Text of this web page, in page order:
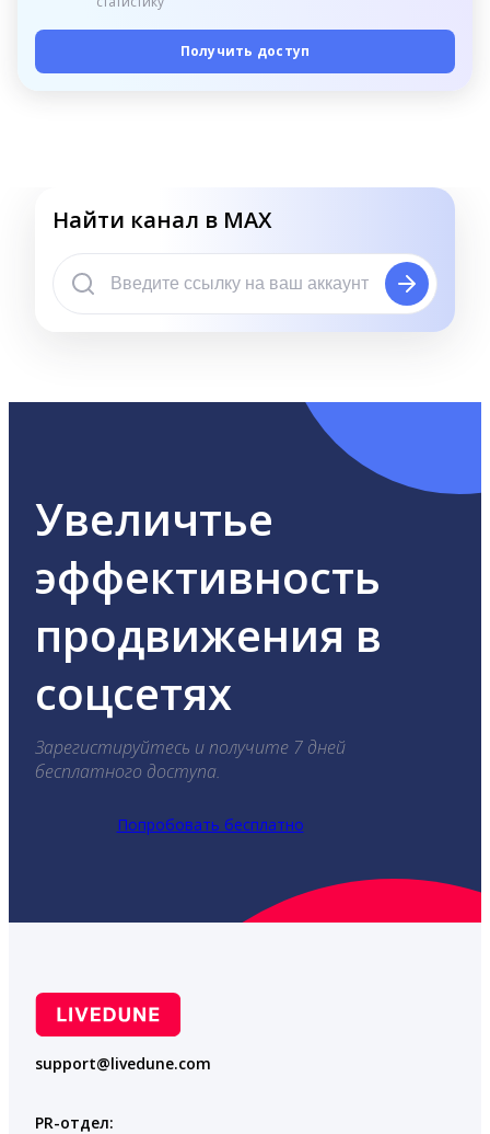
Получить доступ
Найти канал в MAX
Увеличтье
эффективность
продвижения в
соцсетях
Зарегистируйтесь и получите 7 дней
бесплатного доступа.
Попробовать бесплатно
support@livedune.com
PR-отдел: